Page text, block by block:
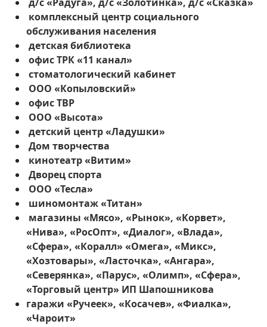
комплексный центр социального
обслуживания населения
детская библиотека
офис ТРК «11 канал»
стоматологический кабинет
ООО «Копыловский»
офис ТВР
ООО «Высота»
детский центр «Ладушки»
Дом творчества
кинотеатр «Витим»
Дворец спорта
ООО «Тесла»
шиномонтаж «Титан»
магазины «Мясо», «Рынок», «Корвет»,
«Нива», «РосОпт», «Диалог», «Влада»,
«Сфера», «Коралл» «Омега», «Микс»,
«Хозтовары», «Ласточка», «Ангара»,
«Северянка», «Парус», «Олимп», «Сфера»,
«Торговый центр» ИП Шапошникова
гаражи «Ручеек», «Косачев», «Фиалка»,
«Чароит»